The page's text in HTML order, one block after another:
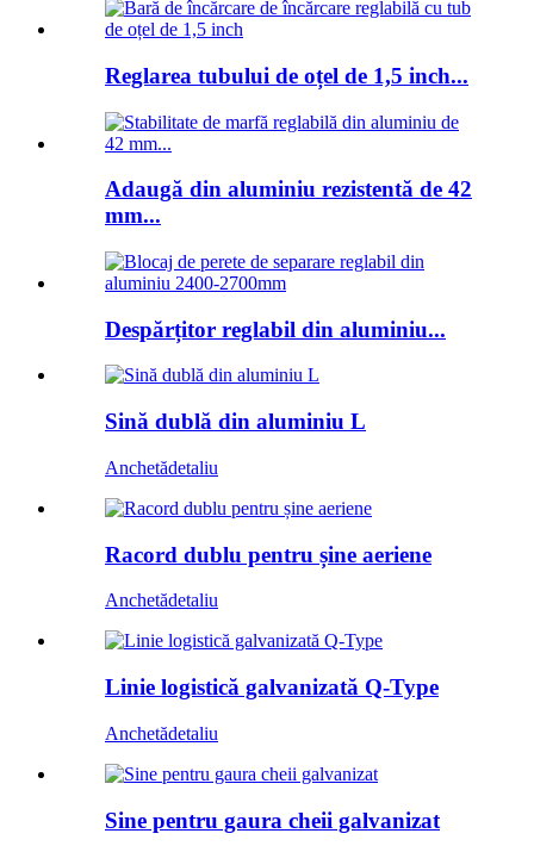
Reglarea tubului de oțel de 1,5 inch...
Adaugă din aluminiu rezistentă de 42
mm...
Despărțitor reglabil din aluminiu...
Sină dublă din aluminiu L
Anchetădetaliu
Racord dublu pentru șine aeriene
Anchetădetaliu
Linie logistică galvanizată Q-Type
Anchetădetaliu
Sine pentru gaura cheii galvanizat